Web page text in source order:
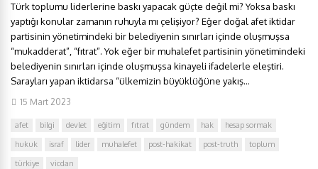
Türk toplumu liderlerine baskı yapacak güçte değil mi? Yoksa baskı
yaptığı konular zamanın ruhuyla mı çelişiyor? Eğer doğal afet iktidar
partisinin yönetimindeki bir belediyenin sınırları içinde oluşmuşsa
“mukadderat”, “fıtrat”. Yok eğer bir muhalefet partisinin yönetimindeki
belediyenin sınırları içinde oluşmuşsa kinayeli ifadelerle eleştiri.
Sarayları yapan iktidarsa “ülkemizin büyüklüğüne yakış...
15 Mart 2023
afet bilgi devlet eğitim fıtrat gündem hak
hesap sormak
hukuk
israf lider muhalefet post-hakikat post-truth
toplum
türkiye
vicdan